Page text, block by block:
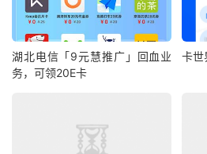
湖北电信「9元慧推广」回血业
务，可领20E卡
卡世